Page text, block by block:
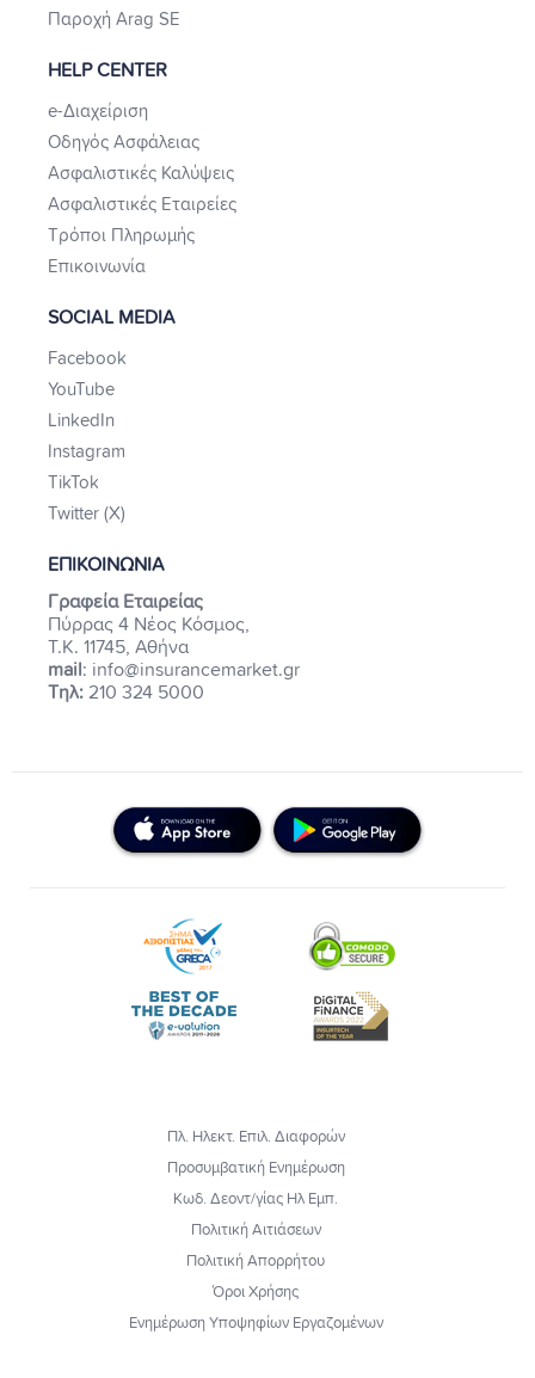
Παροχή Arag SE
HELP CENTER
e-Διαχείριση
Οδηγός Ασφάλειας
Ασφαλιστικές Καλύψεις
Ασφαλιστικές Εταιρείες
Τρόποι Πληρωμής
Επικοινωνία
SOCIAL MEDIA
Facebook
YouTube
LinkedIn
Instagram
TikTok
Twitter (X)
ΕΠΙΚΟΙΝΩΝΙΑ
Γραφεία Εταιρείας
Πύρρας 4 Νέος Κόσμος,
Τ.Κ. 11745, Αθήνα
mail: info@insurancemarket.gr
Τηλ: 210 324 5000
Πλ. Ηλεκτ. Επιλ. Διαφορών
Προσυμβατική Ενημέρωση
Κωδ. Δεοντ/γίας Ηλ Εμπ.
Πολιτική Αιτιάσεων
Πολιτική Απορρήτου
Όροι Χρήσης
Ενημέρωση Υποψηφίων Εργαζομένων